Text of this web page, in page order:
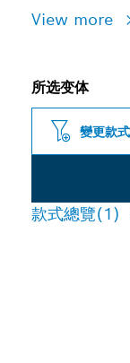
View more
所选变体
變更款式
款式總覽(1)